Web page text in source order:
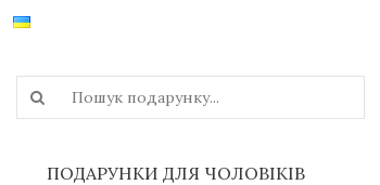
ПОДАРУНКИ ДЛЯ ЧОЛОВІКІВ